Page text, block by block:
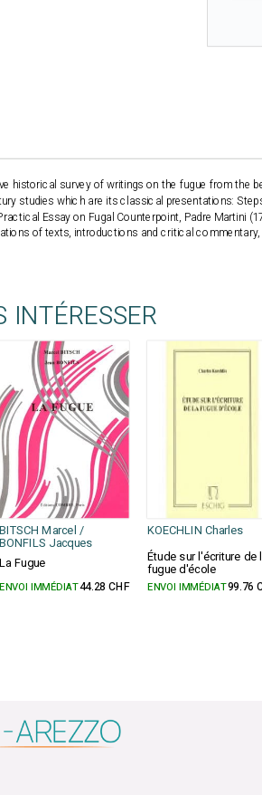
historical survey of writings on the fugue from the
studies which are its classical presentations:
Essay on Fugal Counterpoint, Padre Martini
of texts, introductions and critical
INTÉRESSER
BITSCH Marcel /
BONFILS Jacques
KOECHLIN Charles
La Fugue Étude sur l'écriture de
fugue d'école
ENVOI IMMÉDIAT44.28 CHF ENVOI IMMÉDIAT99.76